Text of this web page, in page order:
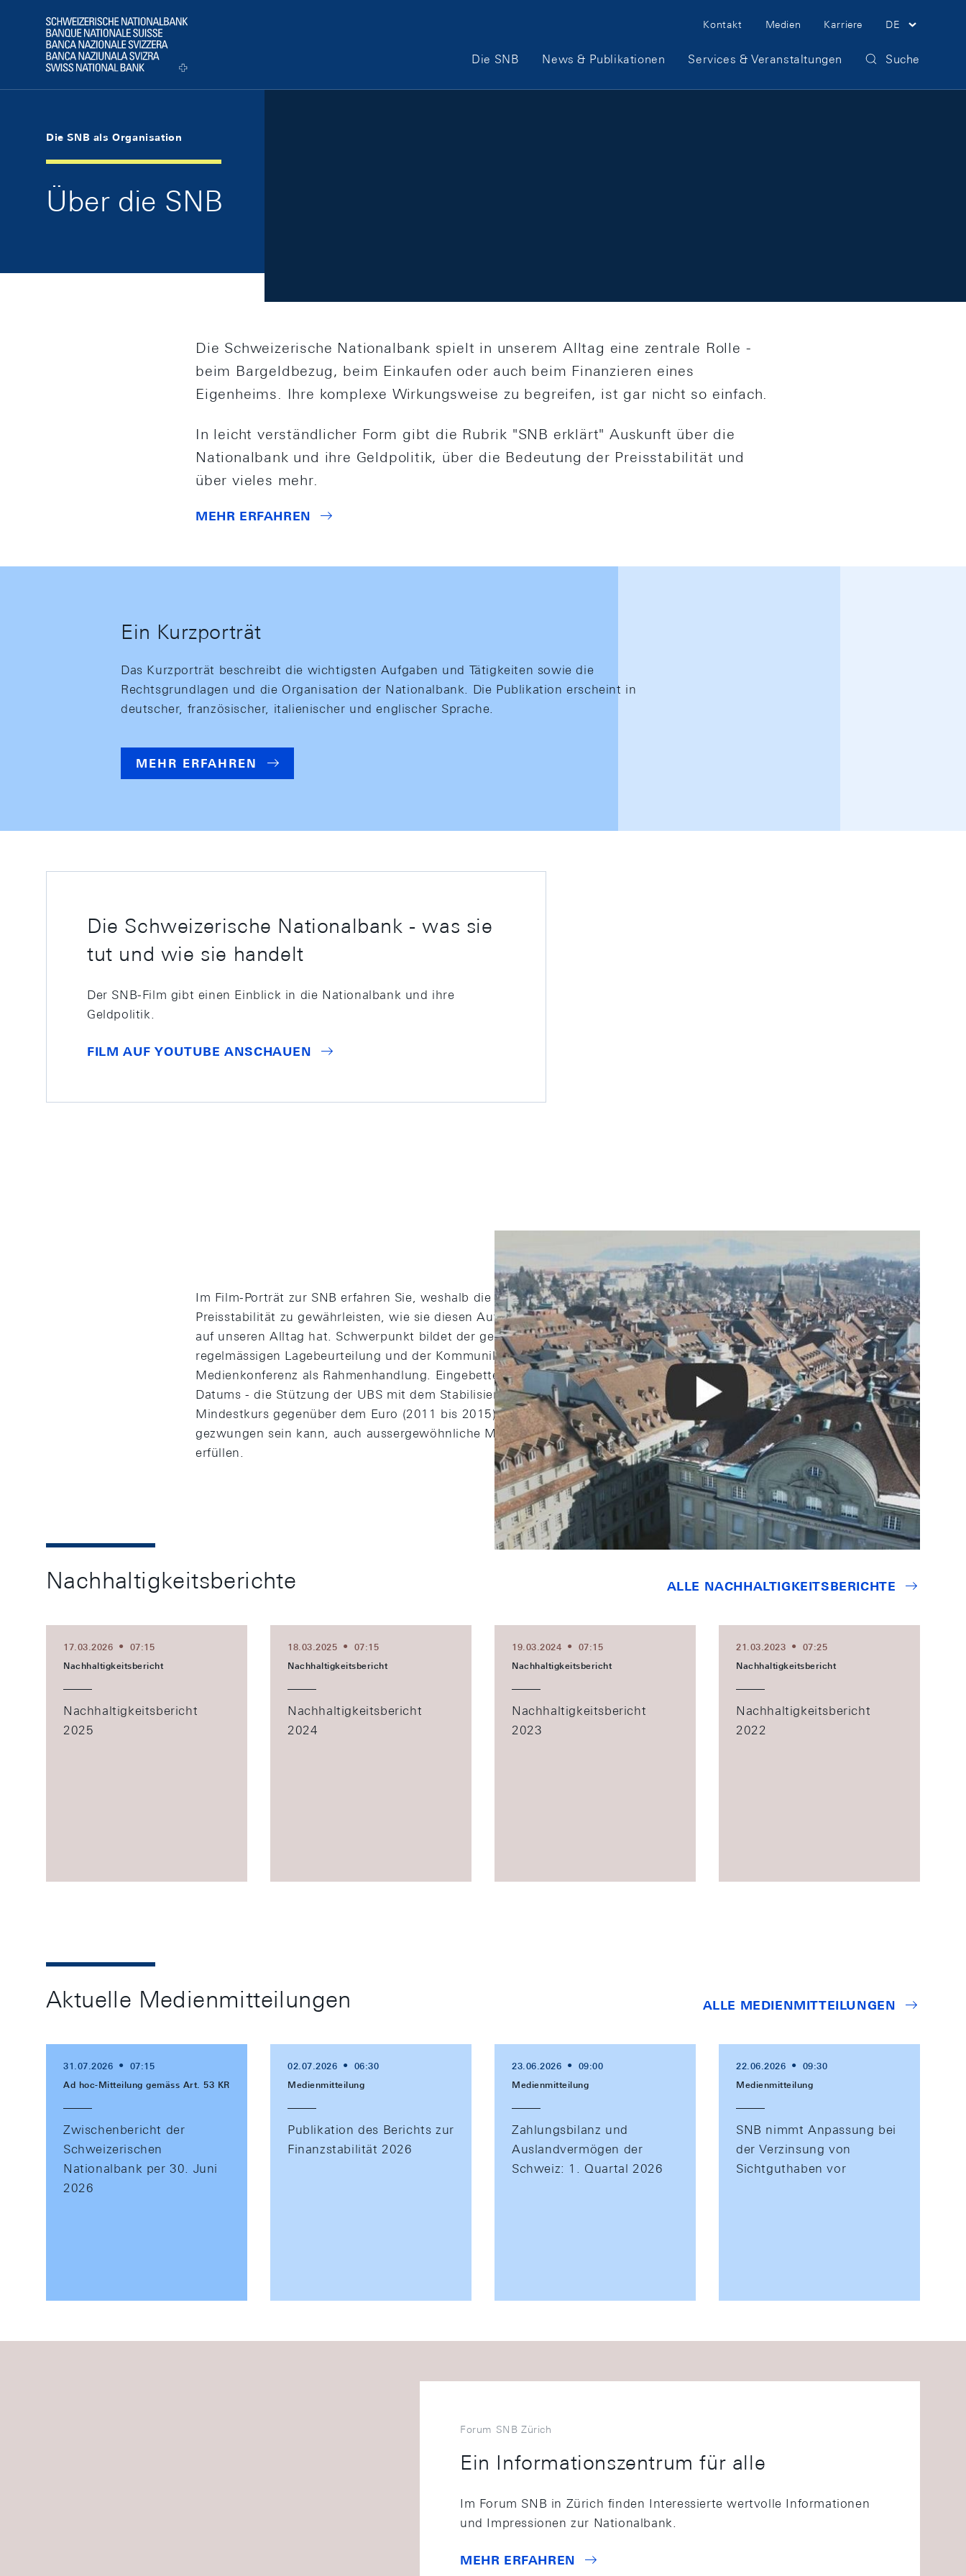
Logo
Meta Navigation
Kontakt Medien Karriere DE
Hauptnavigation
Die SNB News & Publikationen Services & Veranstaltungen Suche
Die SNB als Organisation
Über die SNB
Die Schweizerische Nationalbank spielt in unserem Alltag eine zentrale Rolle -
beim Bargeldbezug, beim Einkaufen oder auch beim Finanzieren eines
Eigenheims. Ihre komplexe Wirkungsweise zu begreifen, ist gar nicht so einfach.
In leicht verständlicher Form gibt die Rubrik "SNB erklärt" Auskunft über die
Nationalbank und ihre Geldpolitik, über die Bedeutung der Preisstabilität und
über vieles mehr.
MEHR ERFAHREN
Ein Kurzporträt
Das Kurzporträt beschreibt die wichtigsten Aufgaben und Tätigkeiten sowie die
Rechtsgrundlagen und die Organisation der Nationalbank. Die Publikation erscheint in
deutscher, französischer, italienischer und englischer Sprache.
MEHR ERFAHREN
Die Schweizerische Nationalbank - was sie
tut und wie sie handelt
Der SNB-Film gibt einen Einblick in die Nationalbank und ihre
Geldpolitik.
FILM AUF YOUTUBE ANSCHAUEN
Im Film-Porträt zur SNB erfahren Sie, weshalb die Nationalbank den Auftrag hat, die
Preisstabilität zu gewährleisten, wie sie diesen Auftrag umsetzt und welche Auswirkungen dies
auf unseren Alltag hat. Schwerpunkt bildet der geldpolitische Entscheidungsprozess mit der
regelmässigen Lagebeurteilung und der Kommunikation des Entscheids an der
Medienkonferenz als Rahmenhandlung. Eingebettet sind zwei besondere Ereignisse jüngeren
Datums - die Stützung der UBS mit dem Stabilisierungsfonds (2008 bis 2013) und der
Mindestkurs gegenüber dem Euro (2011 bis 2015). Sie zeigen, dass eine Zentralbank
gezwungen sein kann, auch aussergewöhnliche Massnahmen zu ergreifen, um ihren Auftrag zu
erfüllen.
Nachhaltigkeitsberichte ALLE NACHHALTIGKEITSBERICHTE
17.03.2026
07:15
Nachhaltigkeitsbericht
Nachhaltigkeitsbericht
2025
18.03.2025
07:15
Nachhaltigkeitsbericht
Nachhaltigkeitsbericht
2024
19.03.2024
07:15
Nachhaltigkeitsbericht
Nachhaltigkeitsbericht
2023
21.03.2023
07:25
Nachhaltigkeitsbericht
Nachhaltigkeitsbericht
2022
Aktuelle Medienmitteilungen ALLE MEDIENMITTEILUNGEN
31.07.2026
07:15
Ad hoc-Mitteilung gemäss Art. 53 KR
Zwischenbericht der
Schweizerischen
Nationalbank per 30. Juni
2026
02.07.2026
06:30
Medienmitteilung
Publikation des Berichts zur
Finanzstabilität 2026
23.06.2026
09:00
Medienmitteilung
Zahlungsbilanz und
Auslandvermögen der
Schweiz: 1. Quartal 2026
22.06.2026
09:30
Medienmitteilung
SNB nimmt Anpassung bei
der Verzinsung von
Sichtguthaben vor
Forum SNB Zürich
Ein Informationszentrum für alle
Im Forum SNB in Zürich finden Interessierte wertvolle Informationen
und Impressionen zur Nationalbank.
MEHR ERFAHREN